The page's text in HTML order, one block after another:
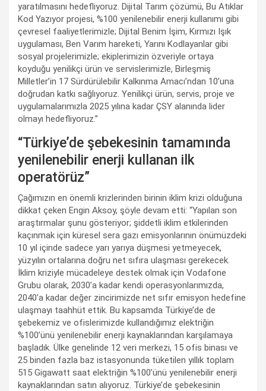
yaratılmasını hedefliyoruz. Dijital Tarım çözümü, Bu Atıklar
Kod Yazıyor projesi, %100 yenilenebilir enerji kullanımı gibi
çevresel faaliyetlerimizle; Dijital Benim İşim, Kırmızı Işık
uygulaması, Ben Varım hareketi, Yarını Kodlayanlar gibi
sosyal projelerimizle; ekiplerimizin özveriyle ortaya
koyduğu yenilikçi ürün ve servislerimizle, Birleşmiş
Milletler’in 17 Sürdürülebilir Kalkınma Amacı’ndan 10’una
doğrudan katkı sağlıyoruz. Yenilikçi ürün, servis, proje ve
uygulamalarımızla 2025 yılına kadar ÇSY alanında lider
olmayı hedefliyoruz.”
“Türkiye’de şebekesinin tamamında
yenilenebilir enerji kullanan ilk
operatörüz”
Çağımızın en önemli krizlerinden birinin iklim krizi olduğuna
dikkat çeken Engin Aksoy, şöyle devam etti: “Yapılan son
araştırmalar şunu gösteriyor; şiddetli iklim etkilerinden
kaçınmak için küresel sera gazı emisyonlarının önümüzdeki
10 yıl içinde sadece yarı yarıya düşmesi yetmeyecek,
yüzyılın ortalarına doğru net sıfıra ulaşması gerekecek.
İklim kriziyle mücadeleye destek olmak için Vodafone
Grubu olarak, 2030’a kadar kendi operasyonlarımızda,
2040’a kadar değer zincirimizde net sıfır emisyon hedefine
ulaşmayı taahhüt ettik. Bu kapsamda Türkiye’de de
şebekemiz ve ofislerimizde kullandığımız elektriğin
%100’ünü yenilenebilir enerji kaynaklarından karşılamaya
başladık. Ülke genelinde 12 veri merkezi, 15 ofis binası ve
25 binden fazla baz istasyonunda tüketilen yıllık toplam
515 Gigawatt saat elektriğin %100’ünü yenilenebilir enerji
kaynaklarından satın alıyoruz. Türkiye’de şebekesinin